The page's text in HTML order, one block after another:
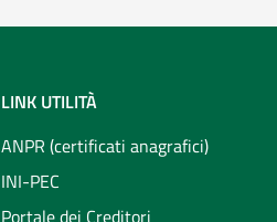
LINK UTILITÀ
ANPR (certificati anagrafici)
INI-PEC
Portale dei Creditori